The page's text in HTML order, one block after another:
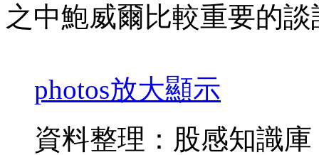
之中鮑威爾比較重要的
photos放大顯示
資料整理：股感知識庫